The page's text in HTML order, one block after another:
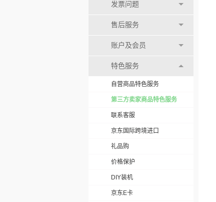
发票问题
售后服务
账户及会员
特色服务
自营商品特色服务
第三方卖家商品特色服务
联系客服
京东国际跨境进口
礼品购
价格保护
DIY装机
京东E卡